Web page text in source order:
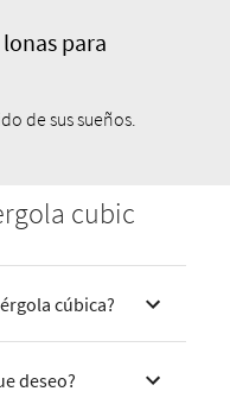
para
de sus sueños.
cubic
cúbica?
deseo?